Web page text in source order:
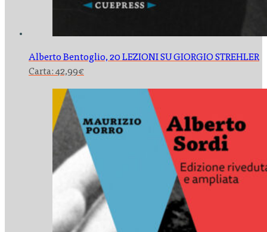
Alberto Bentoglio,20 LEZIONI SU GIORGIO STREHLER
Carta: 42,99€